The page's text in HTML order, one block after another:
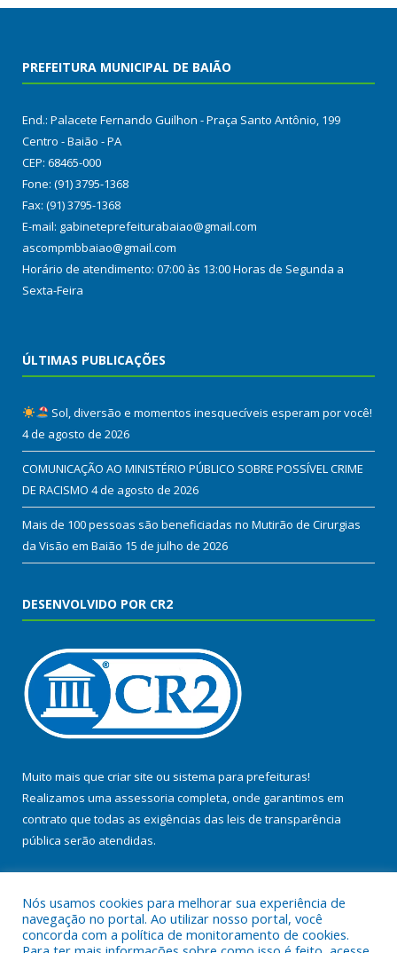
PREFEITURA MUNICIPAL DE BAIÃO
End.: Palacete Fernando Guilhon - Praça Santo Antônio, 199
Centro - Baião - PA
CEP: 68465-000
Fone: (91) 3795-1368
Fax: (91) 3795-1368
E-mail: gabineteprefeiturabaiao@gmail.com
ascompmbbaiao@gmail.com
Horário de atendimento: 07:00 às 13:00 Horas de Segunda a
Sexta-Feira
ÚLTIMAS PUBLICAÇÕES
Sol, diversão e momentos inesquecíveis esperam por você!
4 de agosto de 2026
COMUNICAÇÃO AO MINISTÉRIO PÚBLICO SOBRE POSSÍVEL CRIME
DE RACISMO 4 de agosto de 2026
Mais de 100 pessoas são beneficiadas no Mutirão de Cirurgias
da Visão em Baião 15 de julho de 2026
DESENVOLVIDO POR CR2
Muito mais que criar site ou sistema para prefeituras!
Realizamos uma assessoria completa, onde garantimos em
contrato que todas as exigências das leis de transparência
pública serão atendidas.
Nós usamos cookies para melhorar sua experiência de
navegação no portal. Ao utilizar nosso portal, você
concorda com a política de monitoramento de cookies.